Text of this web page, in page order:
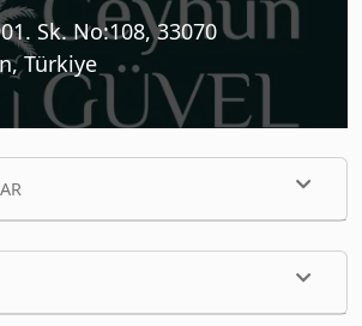
Sk. No:108, 33070
Türkiye